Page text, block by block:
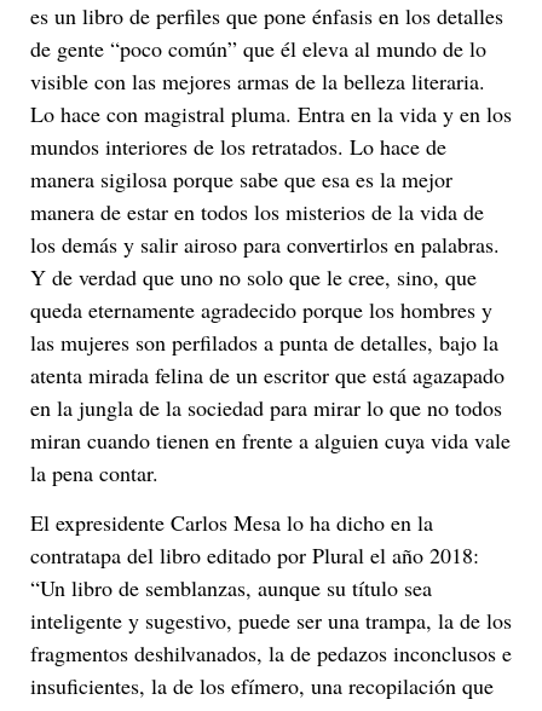
es un libro de perfiles que pone énfasis en los detalles
de gente “poco común” que él eleva al mundo de lo
visible con las mejores armas de la belleza literaria.
Lo hace con magistral pluma. Entra en la vida y en los
mundos interiores de los retratados. Lo hace de
manera sigilosa porque sabe que esa es la mejor
manera de estar en todos los misterios de la vida de
los demás y salir airoso para convertirlos en palabras.
Y de verdad que uno no solo que le cree, sino, que
queda eternamente agradecido porque los hombres y
las mujeres son perfilados a punta de detalles, bajo la
atenta mirada felina de un escritor que está agazapado
en la jungla de la sociedad para mirar lo que no todos
miran cuando tienen en frente a alguien cuya vida vale
la pena contar.
El expresidente Carlos Mesa lo ha dicho en la
contratapa del libro editado por Plural el año 2018:
“Un libro de semblanzas, aunque su título sea
inteligente y sugestivo, puede ser una trampa, la de los
fragmentos deshilvanados, la de pedazos inconclusos e
insuficientes, la de los efímero, una recopilación que